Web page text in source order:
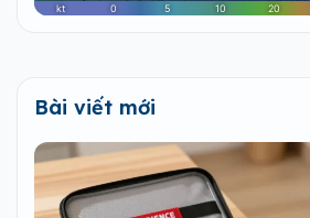
Bài viết mới